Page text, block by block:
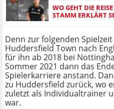
WO GEHT DIE
STAMM ERKLÄRT
Denn zur folgenden
Huddersfield Town nach
für ihn ab 2018 bei
Sommer 2021 dann das
Spielerkarriere anstand.
zu Huddersfield zurück, wo
zuletzt als Individualtrainer
war.